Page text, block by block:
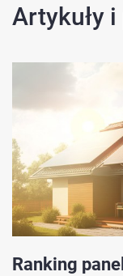
Artykuły
Ranking